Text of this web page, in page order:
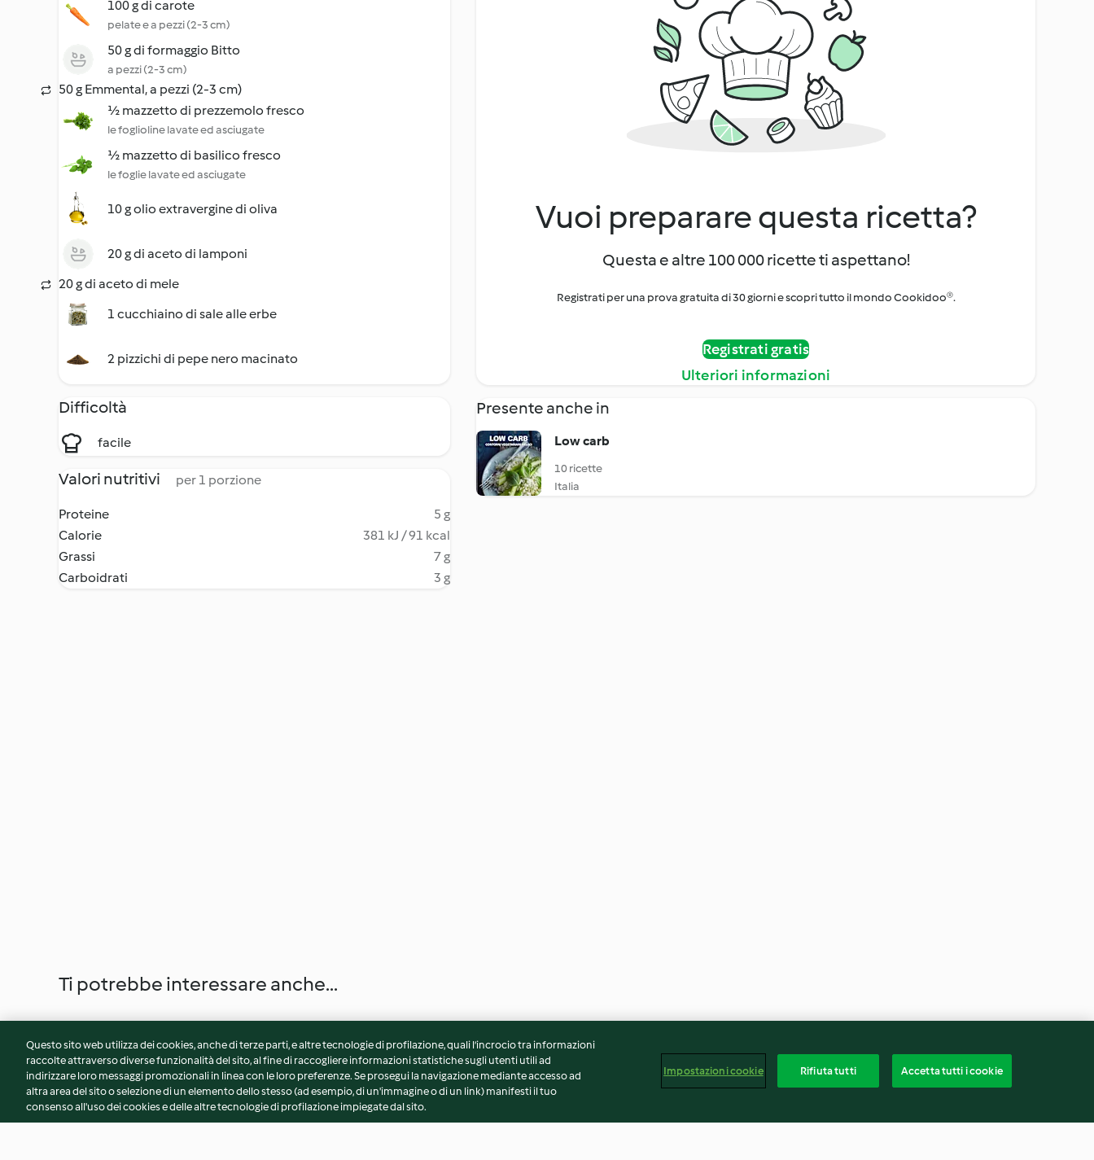
100 g di carote
pelate e a pezzi (2-3 cm)
50 g di formaggio Bitto
a pezzi (2-3 cm)
50 g Emmental, a pezzi (2-3 cm)
½ mazzetto di prezzemolo fresco
le foglioline lavate ed asciugate
½ mazzetto di basilico fresco
le foglie lavate ed asciugate
10 g olio extravergine di oliva
20 g di aceto di lamponi
20 g di aceto di mele
1 cucchiaino di sale alle erbe
2 pizzichi di pepe nero macinato
Difficoltà
facile
Valori nutritivi per 1 porzione
Proteine
5 g
Calorie
381 kJ / 91 kcal
Grassi
7 g
Carboidrati
3 g
Vuoi preparare questa ricetta?
Questa e altre 100 000 ricette ti aspettano!
Registrati per una prova gratuita di 30 giorni e scopri tutto il mondo Cookidoo®.
Registrati gratis
Ulteriori informazioni
Presente anche in
Low carb
10 ricette
Italia
Ti potrebbe interessare anche...
Questo sito web utilizza dei cookies, anche di terze parti, e altre tecnologie di profilazione, quali l’incrocio tra informazioni
raccolte attraverso diverse funzionalità del sito, al fine di raccogliere informazioni statistiche sugli utenti utili ad
indirizzare loro messaggi promozionali in linea con le loro preferenze. Se prosegui la navigazione mediante accesso ad
altra area del sito o selezione di un elemento dello stesso (ad esempio, di un'immagine o di un link) manifesti il tuo
consenso all'uso dei cookies e delle altre tecnologie di profilazione impiegate dal sito.
Impostazioni cookie Rifiuta tutti Accetta tutti i cookie